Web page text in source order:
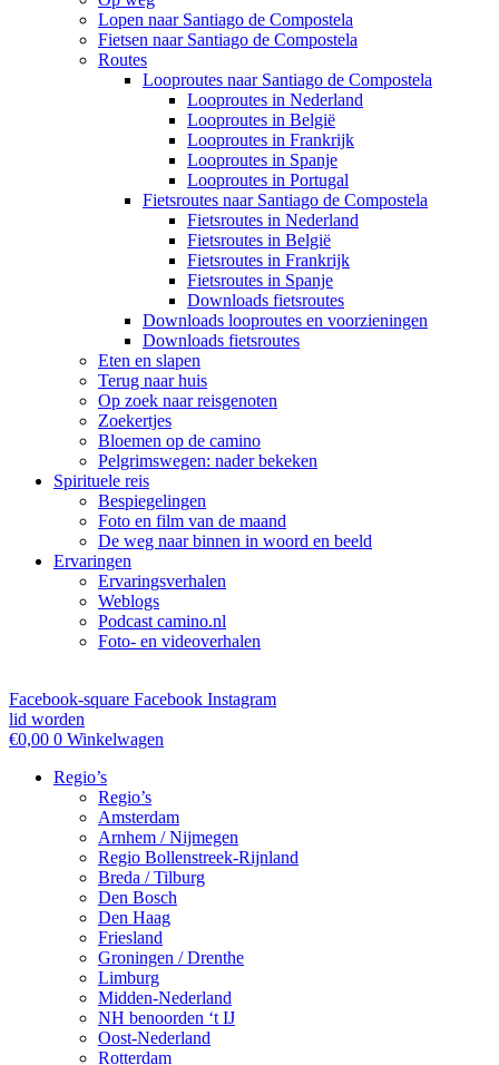
Lopen naar Santiago de Compostela
Fietsen naar Santiago de Compostela
Routes
Looproutes naar Santiago de Compostela
Looproutes in Nederland
Looproutes in België
Looproutes in Frankrijk
Looproutes in Spanje
Looproutes in Portugal
Fietsroutes naar Santiago de Compostela
Fietsroutes in Nederland
Fietsroutes in België
Fietsroutes in Frankrijk
Fietsroutes in Spanje
Downloads fietsroutes
Downloads looproutes en voorzieningen
Downloads fietsroutes
Eten en slapen
Terug naar huis
Op zoek naar reisgenoten
Zoekertjes
Bloemen op de camino
Pelgrimswegen: nader bekeken
Spirituele reis
Bespiegelingen
Foto en film van de maand
De weg naar binnen in woord en beeld
Ervaringen
Ervaringsverhalen
Weblogs
Podcast camino.nl
Foto- en videoverhalen
Facebook-square Facebook Instagram
lid worden
€0,00 0 Winkelwagen
Regio’s
Regio’s
Amsterdam
Arnhem / Nijmegen
Regio Bollenstreek-Rijnland
Breda / Tilburg
Den Bosch
Den Haag
Friesland
Groningen / Drenthe
Limburg
Midden-Nederland
NH benoorden ‘t IJ
Oost-Nederland
Rotterdam